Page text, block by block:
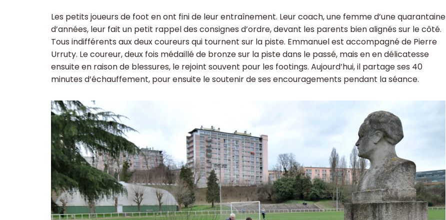
Les petits joueurs de foot en ont fini de leur entraînement. Leur coach, une femme d’une quarantaine
d’années, leur fait un petit rappel des consignes d’ordre, devant les parents bien alignés sur le côté.
Tous indifférents aux deux coureurs qui tournent sur la piste. Emmanuel est accompagné de Pierre
Urruty. Le coureur, deux fois médaillé de bronze sur la piste dans le passé, mais en en délicatesse
ensuite en raison de blessures, le rejoint souvent pour les footings. Aujourd’hui, il partage ses 40
minutes d’échauffement, pour ensuite le soutenir de ses encouragements pendant la séance.